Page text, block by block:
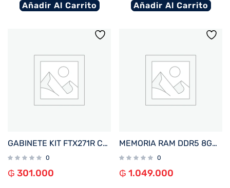
Añadir Al Carrito Añadir Al Carrito
GABINETE KIT FTX271R C/FUENTE 500W MOUSE+TECL+SPK+LATERAL TRANSP MATX/MITX
0
₲ 301.000
MEMORIA RAM DDR5 8GB 5200 FTX 114963
0
₲ 1.049.000